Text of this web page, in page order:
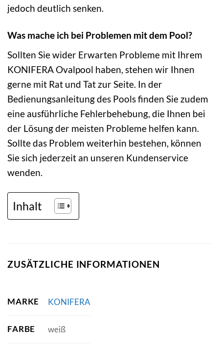
jedoch deutlich senken.
Was mache ich bei Problemen mit dem Pool?
Sollten Sie wider Erwarten Probleme mit Ihrem
KONIFERA Ovalpool haben, stehen wir Ihnen
gerne mit Rat und Tat zur Seite. In der
Bedienungsanleitung des Pools finden Sie zudem
eine ausführliche Fehlerbehebung, die Ihnen bei
der Lösung der meisten Probleme helfen kann.
Sollte das Problem weiterhin bestehen, können
Sie sich jederzeit an unseren Kundenservice
wenden.
Inhalt
ZUSÄTZLICHE INFORMATIONEN
MARKE KONIFERA
FARBE weiß